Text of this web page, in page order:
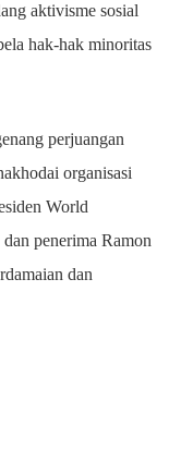
aktivisme sosial
hak-hak minoritas
perjuangan
organisasi
World
penerima Ramon
dan